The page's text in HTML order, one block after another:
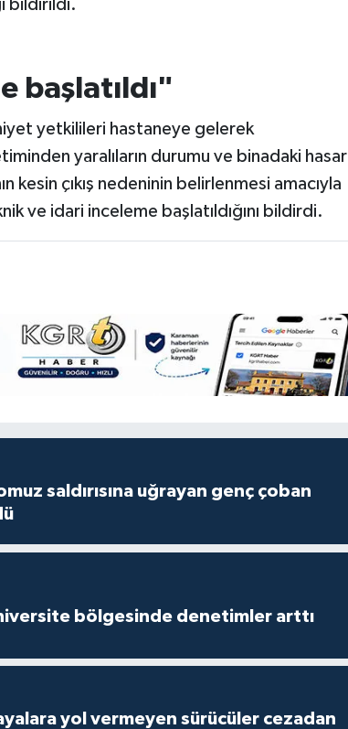
bildirildi.
başlatıldı"
yetkilileri hastaneye gelerek
yaralıların durumu ve binadaki hasar
kesin çıkış nedeninin belirlenmesi amacıyla
ve idari inceleme başlatıldığını bildirdi.
saldırısına uğrayan genç çoban
bölgesinde denetimler arttı
yol vermeyen sürücüler cezadan